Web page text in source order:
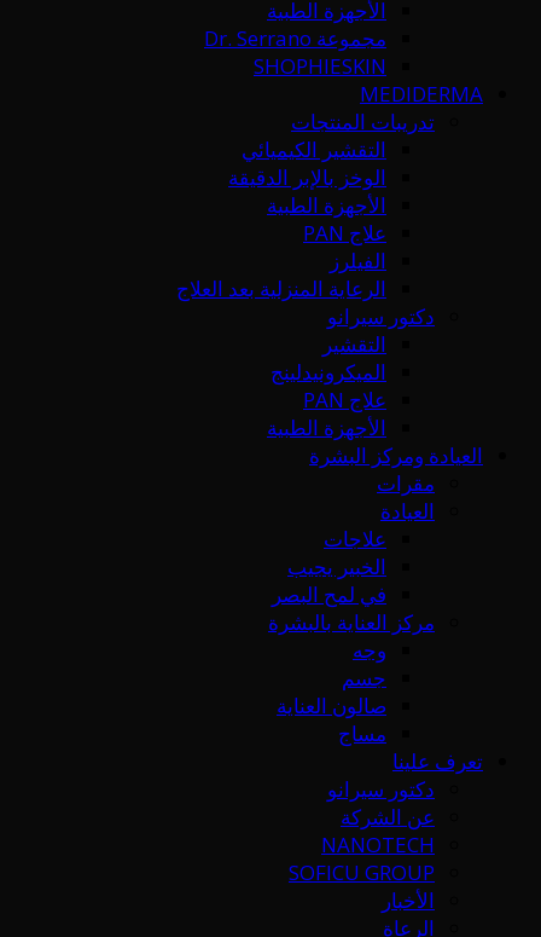
الأجهزة الطبية
مجموعة Dr. Serrano
SHOPHIESKIN
MEDIDERMA
تدريبات المنتجات
التقشير الكيميائي
الوخز بالإبر الدقيقة
الأجهزة الطبية
علاج PAN
الفيلرز
الرعاية المنزلية بعد العلاج
دكتور سيرانو
التقشير
الميكرونيدلينج
علاج PAN
الأجهزة الطبية
العيادة ومركز البشرة
مقرات
العيادة
علاجات
الخبير يجيب
في لمح البصر
مركز العناية بالبشرة
وجه
جسم
صالون العناية
مساج
تعرف علينا
دكتور سيرانو
عن الشركة
NANOTECH
SOFICU GROUP
الأخبار
الرعاة